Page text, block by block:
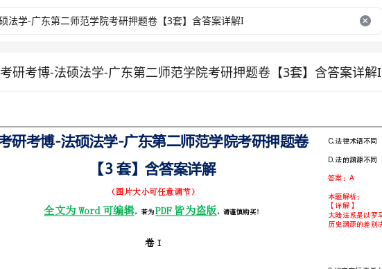
考研考博-法硕法学-广东第二师范学院考研押题卷【3套】含答案详解I